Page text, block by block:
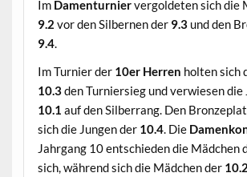
Im Damenturniervergoldeten sich die
9.2 vor den Silbernen der 9.3und den
9.4.
Im Turnier der 10er Herren holten sich
10.3den Turniersieg und verwiesen die
10.1 auf den Silberrang. Den
sich die Jungen der 10.4. Die
Jahrgang 10 entschieden die Mädchen
sich, während sich die Mädchen der 10.2